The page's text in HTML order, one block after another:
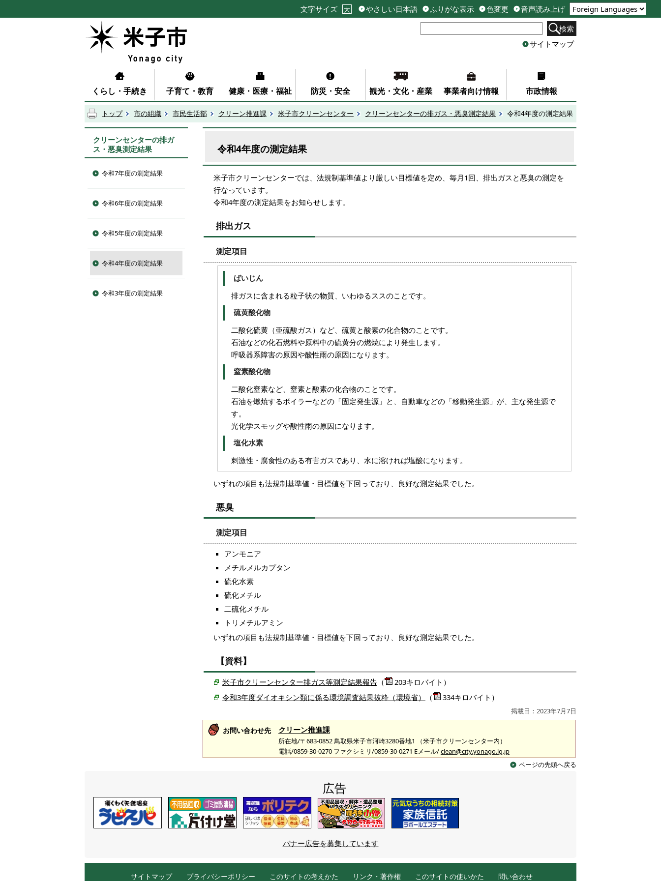
文字サイズ 大 やさしい日本語 ふりがな表示 色変更
音声読み上げ
検索
サイトマップ
くらし・手続き 子育て・教育 健康・医療・福祉 防災・安全 観光・文化・産業 事業者向け情報 市政情報
トップ 市の組織 市民生活部 クリーン推進課 米子市クリーンセンター クリーンセンターの排ガス・悪臭測定結果 令和4年度の測定結果
クリーンセンターの排ガ
ス・悪臭測定結果
令和7年度の測定結果
令和6年度の測定結果
令和5年度の測定結果
令和4年度の測定結果
令和3年度の測定結果
令和4年度の測定結果
米子市クリーンセンターでは、法規制基準値より厳しい目標値を定め、毎月1回、排出ガスと悪臭の測定を
行なっています。
令和4年度の測定結果をお知らせします。
排出ガス
測定項目
ばいじん
排ガスに含まれる粒子状の物質、いわゆるススのことです。
硫黄酸化物
二酸化硫黄（亜硫酸ガス）など、硫黄と酸素の化合物のことです。
石油などの化石燃料や原料中の硫黄分の燃焼により発生します。
呼吸器系障害の原因や酸性雨の原因になります。
窒素酸化物
二酸化窒素など、窒素と酸素の化合物のことです。
石油を燃焼するボイラーなどの「固定発生源」と、自動車などの「移動発生源」が、主な発生源で
す。
光化学スモッグや酸性雨の原因になります。
塩化水素
刺激性・腐食性のある有害ガスであり、水に溶ければ塩酸になります。
いずれの項目も法規制基準値・目標値を下回っており、良好な測定結果でした。
悪臭
測定項目
アンモニア
メチルメルカプタン
硫化水素
硫化メチル
二硫化メチル
トリメチルアミン
いずれの項目も法規制基準値・目標値を下回っており、良好な測定結果でした。
【資料】
米子市クリーンセンター排ガス等測定結果報告 （
203キロバイト）
令和3年度ダイオキシン類に係る環境調査結果抜粋（環境省）
（ 334キロバイト）
掲載日：2023年7月7日
お問い合わせ先 クリーン推進課
所在地/〒683-0852 鳥取県米子市河崎3280番地1 （米子市クリーンセンター内）
電話/0859-30-0270 ファクシミリ/0859-30-0271 Eメール/clean@city.yonago.lg.jp
ページの先頭へ戻る
広告
バナー広告を募集しています
サイトマップ プライバシーポリシー このサイトの考えかた リンク・著作権 このサイトの使いかた 問い合わせ